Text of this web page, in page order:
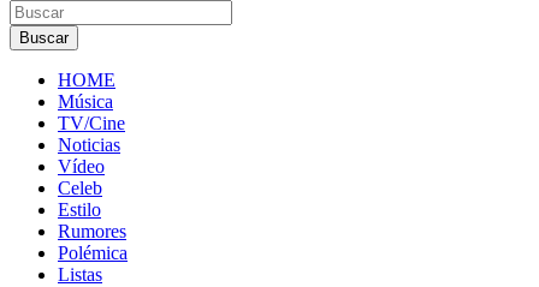
Buscar
HOME
Música
TV/Cine
Noticias
Vídeo
Celeb
Estilo
Rumores
Polémica
Listas